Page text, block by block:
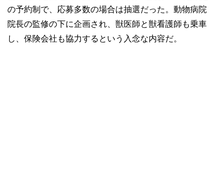
の予約制で、応募多数の場合は抽選だった。動物病院
院長の監修の下に企画され、獣医師と獣看護師も乗車
し、保険会社も協力するという入念な内容だ。